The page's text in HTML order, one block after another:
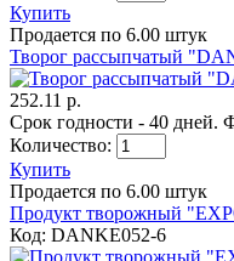
Купить
Продается по 6.00 штук
Творог рассыпчатый
252.11 р.
Срок годности - 40 дней.
Количество:
Купить
Продается по 6.00 штук
Продукт творожный
Код: DANKE052-6